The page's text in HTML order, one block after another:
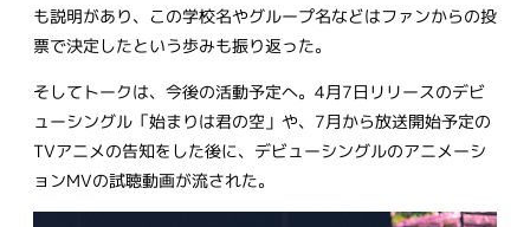
も説明があり、この学校名やグループ名などはファンからの投
票で決定したという歩みも振り返った。
そしてトークは、今後の活動予定へ。4月7日リリースのデビ
ューシングル「始まりは君の空」や、7月から放送開始予定の
TVアニメの告知をした後に、デビューシングルのアニメーシ
ョンMVの試聴動画が流された。